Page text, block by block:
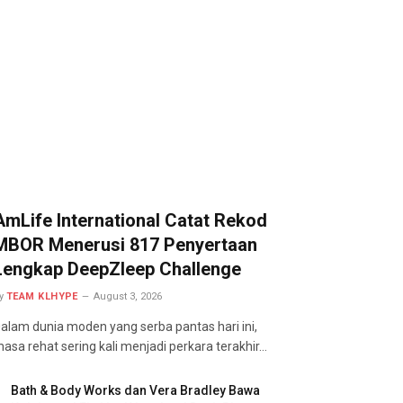
International Catat Rekod
Menerusi 817 Penyertaan
DeepZleep Challenge
TEAM KLHYPE August 3, 2026
dunia moden yang serba pantas hari ini,
rehat sering kali menjadi perkara terakhir…
Bath & Body Works dan Vera Bradley Bawa